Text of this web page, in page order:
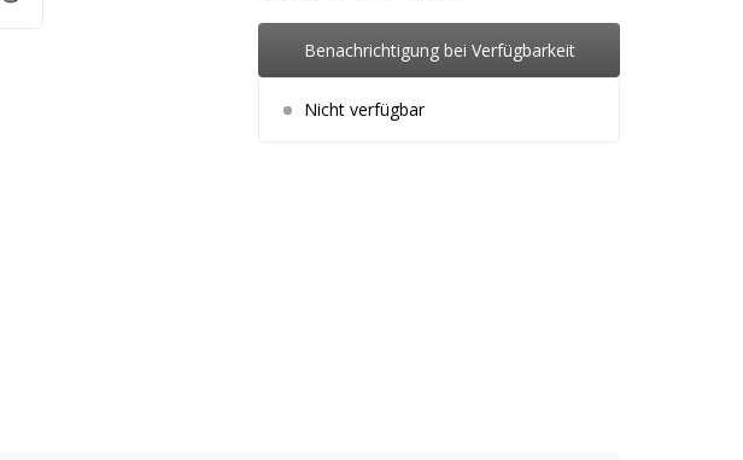
Benachrichtigung bei Verfügbarkeit
Nicht verfügbar